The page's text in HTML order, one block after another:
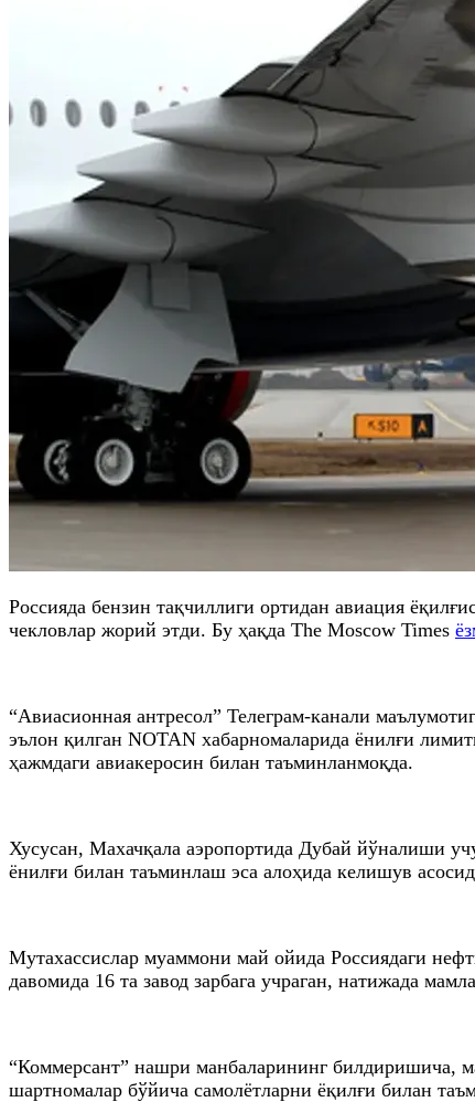
Россияда бензин тақчиллиги ортидан авиация
чекловлар жорий этди. Бу ҳақда The Moscow Times
“Авиасионная антресол” Телеграм-канали
эълон қилган NOTAN хабарномаларида ёнилғи
ҳажмдаги авиакеросин билан таъминланмоқда.
Хусусан, Махачқала аэропортида Дубай йўналиши
ёнилғи билан таъминлаш эса алоҳида келишув
Мутахассислар муаммони май ойида Россиядаги
давомида 16 та завод зарбага учраган, натижада
“Коммерсант” нашри манбаларининг билдиришича,
шартномалар бўйича самолётларни ёқилғи билан